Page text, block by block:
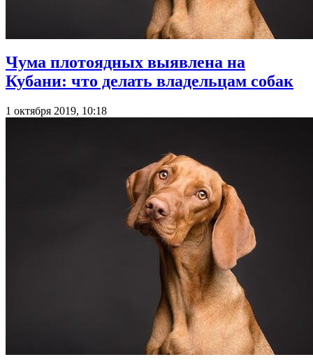
Чума плотоядных выявлена на
Кубани: что делать владельцам собак
1 октября 2019, 10:18